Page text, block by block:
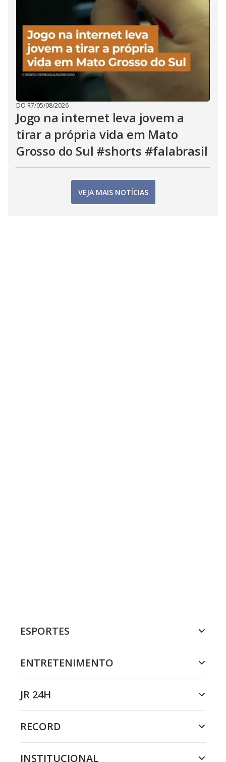
DO R7/05/08/2026
Jogo na internet leva jovem a
tirar a própria vida em Mato
Grosso do Sul #shorts #falabrasil
VEJA MAIS NOTÍCIAS
ESPORTES
ENTRETENIMENTO
JR 24H
RECORD
INSTITUCIONAL